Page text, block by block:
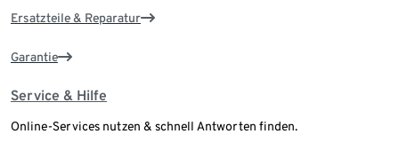
Ersatzteile & Reparatur
Garantie
Service & Hilfe
Online-Services nutzen & schnell Antworten finden.